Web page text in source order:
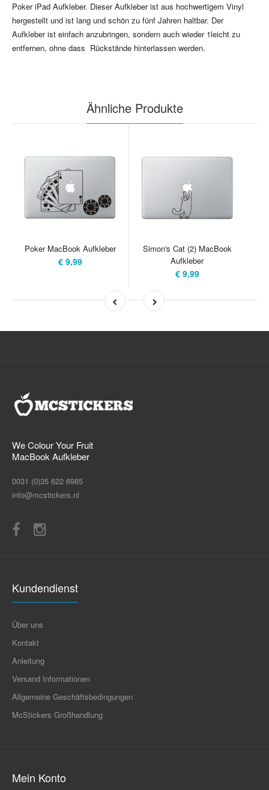
Poker iPad Aufkleber. Dieser Aufkleber ist aus hochwertigem Vinyl
hergestellt und ist lang und schön zu fünf Jahren haltbar. Der
Aufkleber ist einfach anzubringen, sondern auch wieder 1leicht zu
entfernen, ohne dass Rückstände hinterlassen werden.
Ähnliche Produkte
Poker MacBook Aufkleber
€ 9,99
Simon's Cat (2) MacBook
Aufkleber
€ 9,99
We Colour Your Fruit
MacBook Aufkleber
0031 (0)35 622 6985
info@mcstickers.nl
Kundendienst
Über uns
Kontakt
Anleitung
Versand Informationen
Allgemeine Geschäftsbedingungen
McStickers Großhandlung
Mein Konto